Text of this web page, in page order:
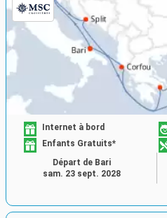
Internet à bord
Enfants Gratuits*
Départ de Bari
sam. 23 sept. 2028